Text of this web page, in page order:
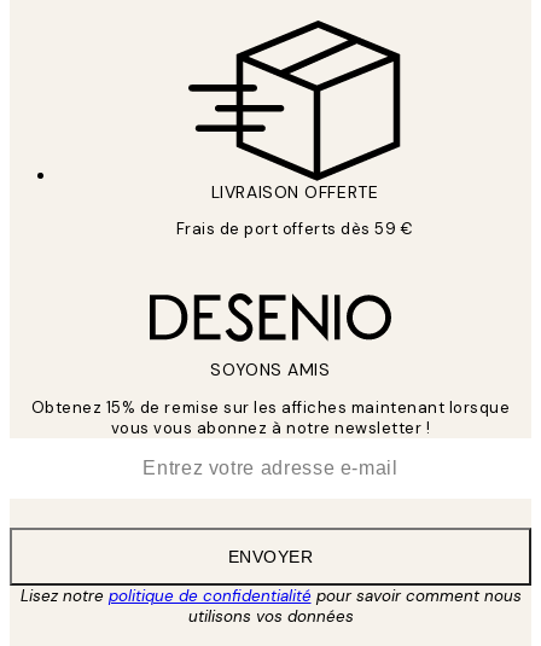
LIVRAISON OFFERTE
Frais de port offerts dès 59 €
SOYONS AMIS
Obtenez 15% de remise sur les affiches maintenant lorsque
vous vous abonnez à notre newsletter !
ENVOYER
Lisez notre politique de confidentialitépour savoir comment nous
utilisons vos données